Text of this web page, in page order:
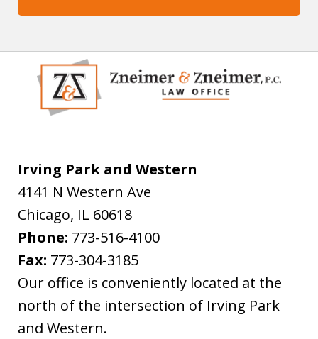
Irving Park and Western
4141 N Western Ave
Chicago, IL 60618
Phone: 773-516-4100
Fax: 773-304-3185
Our office is conveniently located at the
north of the intersection of Irving Park
and Western.